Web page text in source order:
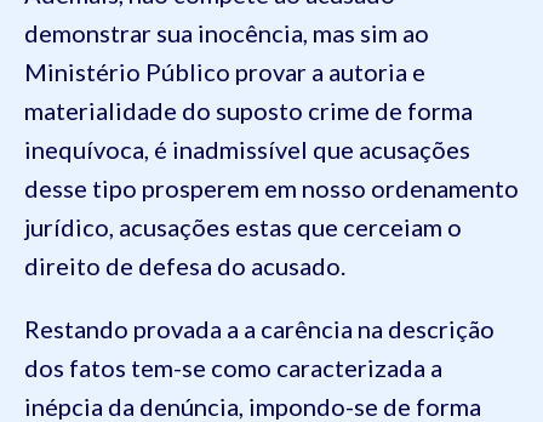
demonstrar sua inocência, mas sim ao
Ministério Público provar a autoria e
materialidade do suposto crime de forma
inequívoca, é inadmissível que acusações
desse tipo prosperem em nosso ordenamento
jurídico, acusações estas que cerceiam o
direito de defesa do acusado.
Restando provada a a carência na descrição
dos fatos tem-se como caracterizada a
inépcia da denúncia, impondo-se de forma